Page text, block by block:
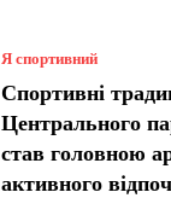
Я спортивний
Спортивні
Центрального
став головною
активного